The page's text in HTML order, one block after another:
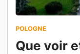
POLOGNE
Que voir